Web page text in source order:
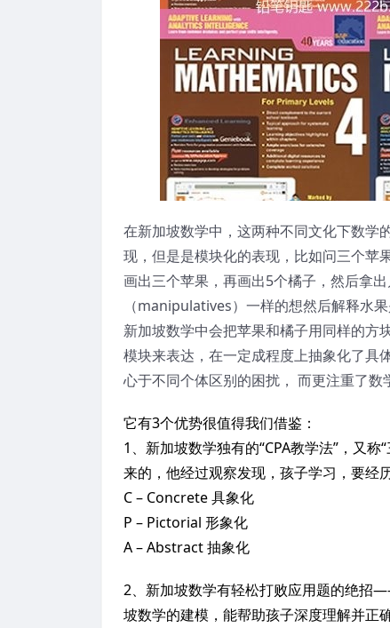
在新加坡数学中，这两种不同文化下数学
现，但是是模块化的表现，比如问三个苹
画出三个苹果，再画出5个橘子，然后拿
（manipulatives）一样的想然后解释水
新加坡数学中会把苹果和橘子用同样的方
模块来表达，在一定成程度上抽象化了具
心于不同个体区别的困扰， 而更注重了数
它有3个优势很值得我们借鉴：
1、新加坡数学独有的“CPA教学法”，又
来的，他经过观察发现，孩子学习，要经
C – Concrete 具象化
P – Pictorial 形象化
A – Abstract 抽象化
2、新加坡数学有轻松打败应用题的绝招
坡数学的建模，能帮助孩子深度理解并正